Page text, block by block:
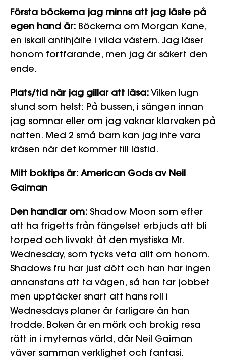
Första böckerna jag minns att jag läste på
egen hand är: Böckerna om Morgan Kane,
en iskall antihjälte i vilda västern. Jag läser
honom fortfarande, men jag är säkert den
ende.
Plats/tid när jag gillar att läsa:Vilken lugn
stund som helst: På bussen, i sängen innan
jag somnar eller om jag vaknar klarvaken på
natten. Med 2 små barn kan jag inte vara
kräsen när det kommer till lästid.
Mitt boktips är: American Gods av Neil
Gaiman
Den handlar om: Shadow Moon som efter
att ha frigetts från fängelset erbjuds att bli
torped och livvakt åt den mystiska Mr.
Wednesday, som tycks veta allt om honom.
Shadows fru har just dött och han har ingen
annanstans att ta vägen, så han tar jobbet
men upptäcker snart att hans roll i
Wednesdays planer är farligare än han
trodde. Boken är en mörk och brokig resa
rätt in i myternas värld, där Neil Gaiman
väver samman verklighet och fantasi.